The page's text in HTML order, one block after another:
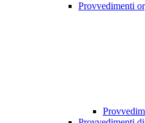
Provvedimenti